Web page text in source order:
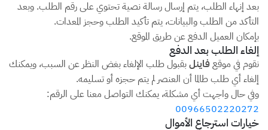
بعد إنهاء الطلب، يتم إرسال رسالة نصية تحتوي على رقم الطلب. وبعد
التأكد من الطلب والبيانات، يتم تأكيد الطلب وحجز المعدات.
بإمكان العميل الدفع عن طريق الموقع.
إلغاء الطلب بعد الدفع
نقوم في موقعفاينلبقبول طلب الإلغاء بغض النظر عن السبب، ويمكنك
إلغاء أي طلب طالما أن العنصر لم يتم حجزه أو تسليمه.
وفي حال واجهت أي مشكلة، يمكنك التواصل معنا على الرقم:
00966502220272
خيارات استرجاع الأموال